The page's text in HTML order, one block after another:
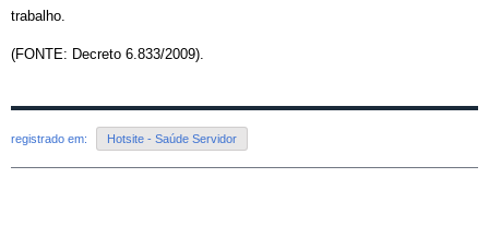
trabalho.
(FONTE: Decreto 6.833/2009).
registrado em: Hotsite - Saúde Servidor